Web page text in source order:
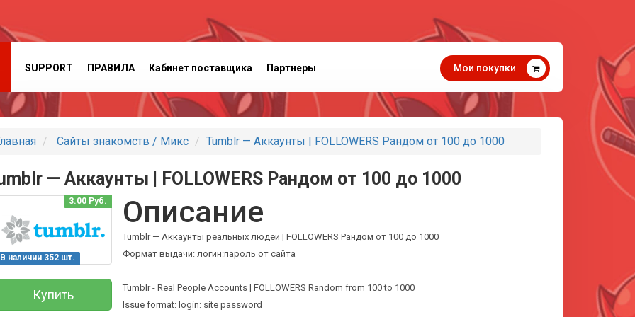
SUPPORT ПРАВИЛА Кабинет поставщика Партнеры Мои покупки
Сайты знакомств / Микс Tumblr — Аккаунты | FOLLOWERS Рандом от 100 до 1000
— Аккаунты | FOLLOWERS Рандом от 100 до 1000
В наличии 352 шт.
3.00 Руб.
Купить
Описание
Tumblr — Аккаунты реальных людей | FOLLOWERS Рандом от 100 до 1000
Формат выдачи: логин:пароль от сайта
Tumblr - Real People Accounts | FOLLOWERS Random from 100 to 1000
Issue format: login: site password